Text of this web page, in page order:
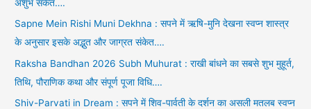
अशुभ संकेत….
Sapne Mein Rishi Muni Dekhna : सपने में ऋषि-मुनि देखना स्वप्न शास्त्र
के अनुसार इसके अद्भुत और जाग्रत संकेत….
Raksha Bandhan 2026 Subh Muhurat : राखी बांधने का सबसे शुभ मुहूर्त,
तिथि, पौराणिक कथा और संपूर्ण पूजा विधि….
Shiv-Parvati in Dream : सपने में शिव-पार्वती के दर्शन का असली मतलब स्वप्न